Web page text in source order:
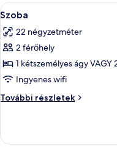
A
következő
szoba
összes
képének
megtekintése:
Szoba
5
Szoba
22 négyzetméter
2 férőhely
1 kétszemélyes ágy
Ingyenes wifi
További részletek
Szoba